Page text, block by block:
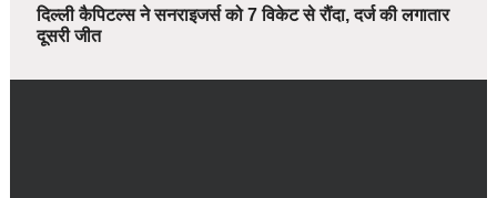
दिल्ली कैपिटल्स ने सनराइजर्स को 7 विकेट से रौंदा, दर्ज की लगातार
दूसरी जीत